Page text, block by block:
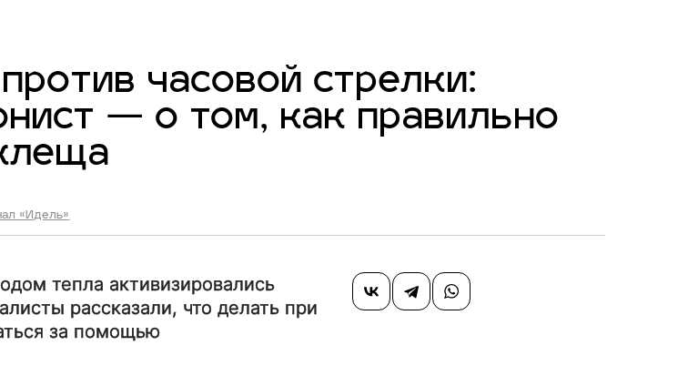
часовой стрелки:
— о том, как правильно
«Идель»
тепла активизировались
рассказали, что делать при
за помощью